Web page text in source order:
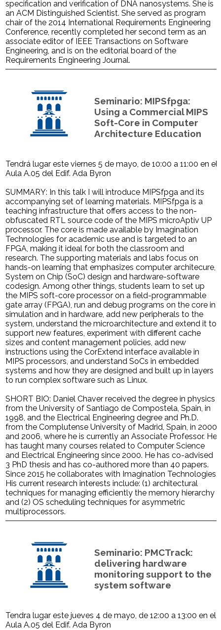
specification and verification of DNA nanosystems. She is
an ACM Distinguished Scientist. She served as program
chair of the 2014 International Requirements Engineering
Conference, recently completed her second term as an
associate editor of IEEE Transactions on Software
Engineering, and is on the editorial board of the
Requirements Engineering Journal.
Seminario: MIPSfpga:
Using a Commercial MIPS
Soft-Core in Computer
Architecture Education
Tendrá lugar este viernes 5 de mayo, de 10:00 a 11:00 en el
Aula A.05 del Edif. Ada Byron
SUMMARY: In this talk I will introduce MIPSfpga and its
accompanying set of learning materials. MIPSfpga is a
teaching infrastructure that offers access to the non-
obfuscated RTL source code of the MIPS microAptiv UP
processor. The core is made available by Imagination
Technologies for academic use and is targeted to an
FPGA, making it ideal for both the classroom and
research. The supporting materials and labs focus on
hands-on learning that emphasizes computer architecure,
System on Chip (SoC) design and hardware-software
codesign. Among other things, students learn to set up
the MIPS soft-core processor on a field-programmable
gate array (FPGA), run and debug programs on the core in
simulation and in hardware, add new peripherals to the
system, understand the microarchitecture and extend it to
support new features, experiment with different cache
sizes and content management policies, add new
instructions using the CorExtend interface available in
MIPS processors, and understand SoCs in embedded
systems and how they are designed and built up in layers
to run complex software such as Linux.
SHORT BIO: Daniel Chaver received the degree in physics
from the University of Santiago de Compostela, Spain, in
1998, and the Electrical Engineering degree and Ph.D.
from the Complutense University of Madrid, Spain, in 2000
and 2006, where he is currently an Associate Professor. He
has taught many courses related to Computer Science
and Electrical Engineering since 2000. He has co-advised
3 PhD thesis and has co-authored more than 40 papers.
Since 2015 he collaborates with Imagination Technologies.
His current research interests include: (1) architectural
techniques for managing efficiently the memory hierarchy
and (2) OS scheduling techniques for asymmetric
multiprocessors.
Seminario: PMCTrack:
delivering hardware
monitoring support to the
system software
Tendra lugar este jueves 4 de mayo, de 12:00 a 13:00 en el
Aula A.05 del Edif. Ada Byron